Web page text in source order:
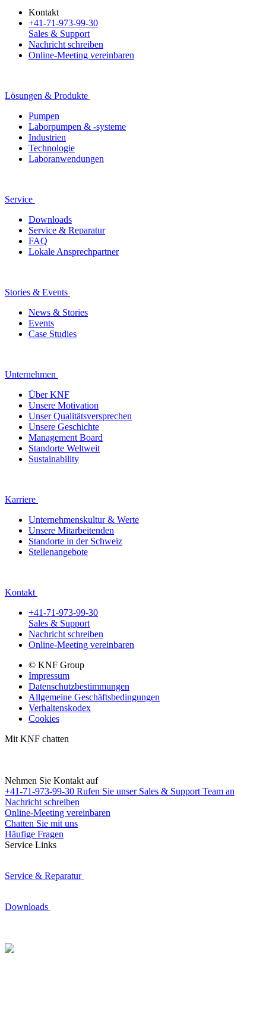
Kontakt
+41-71-973-99-30
Sales & Support
Nachricht schreiben
Online-Meeting vereinbaren
Lösungen & Produkte
Pumpen
Laborpumpen & -systeme
Industrien
Technologie
Laboranwendungen
Service
Downloads
Service & Reparatur
FAQ
Lokale Ansprechpartner
Stories & Events
News & Stories
Events
Case Studies
Unternehmen
Über KNF
Unsere Motivation
Unser Qualitätsversprechen
Unsere Geschichte
Management Board
Standorte Weltweit
Sustainability
Karriere
Unternehmenskultur & Werte
Unsere Mitarbeitenden
Standorte in der Schweiz
Stellenangebote
Kontakt
+41-71-973-99-30
Sales & Support
Nachricht schreiben
Online-Meeting vereinbaren
© KNF Group
Impressum
Datenschutzbestimmungen
Allgemeine Geschäftsbedingungen
Verhaltenskodex
Cookies
Mit KNF chatten
Nehmen Sie Kontakt auf
+41-71-973-99-30 Rufen Sie unser Sales & Support Team an
Nachricht schreiben
Online-Meeting vereinbaren
Chatten Sie mit uns
Häufige Fragen
Service Links
Service & Reparatur
Downloads